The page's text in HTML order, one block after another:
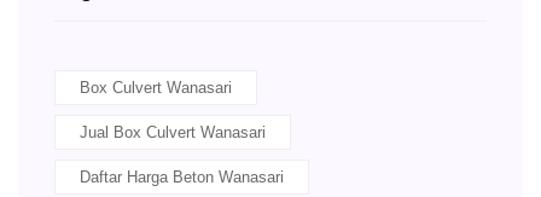
Box Culvert Wanasari
Jual Box Culvert Wanasari
Daftar Harga Beton Wanasari